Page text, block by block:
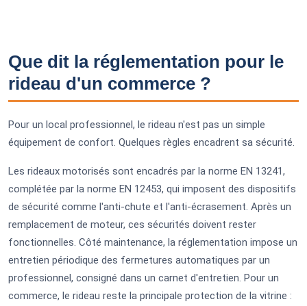
Que dit la réglementation pour le
rideau d'un commerce ?
Pour un local professionnel, le rideau n'est pas un simple
équipement de confort. Quelques règles encadrent sa sécurité.
Les rideaux motorisés sont encadrés par la norme EN 13241,
complétée par la norme EN 12453, qui imposent des dispositifs
de sécurité comme l'anti-chute et l'anti-écrasement. Après un
remplacement de moteur, ces sécurités doivent rester
fonctionnelles. Côté maintenance, la réglementation impose un
entretien périodique des fermetures automatiques par un
professionnel, consigné dans un carnet d'entretien. Pour un
commerce, le rideau reste la principale protection de la vitrine :